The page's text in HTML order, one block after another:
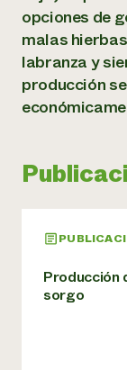
Informes
Historias de
LEER EL
Latinos en
Sistemas
Agricultura
Servicios
LIHEAP
Centro de
Blog
Podcasts
Noticias
Donar
Donaciones
DONAR
opciones de
malas
labranza y
producción
Producción
sorgo